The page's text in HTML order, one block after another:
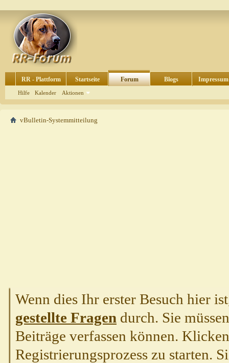
RR - Plattform Startseite Forum
Hilfe Kalender Aktionen
Blogs Impressum
vBulletin-Systemmitteilung
Wenn dies Ihr erster Besuch hier
gestellte Fragen durch. Sie
Beiträge verfassen können.
Registrierungsprozess zu starten.